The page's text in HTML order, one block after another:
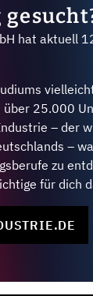
hat aktuell
über 25.000
– der
–
zu
für dich